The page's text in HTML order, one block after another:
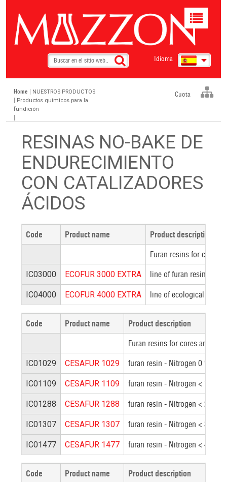
Idioma
Toggle
Home NUESTROS PRODUCTOS
Productos químicos para la
fundición
Cuota
RESINAS NO-BAKE DE
ENDURECIMIENTO
CON CATALIZADORES
ÁCIDOS
Code Product name
Product description
Furan resins for cores
IC03000 ECOFUR 3000 EXTRA line of furan resins
IC04000 ECOFUR 4000 EXTRA line of ecological furan
Code Product name
Product description
Furan resins for cores and
IC01029 CESAFUR 1029 furan resin - Nitrogen 0 %
IC01109 CESAFUR 1109 furan resin - Nitrogen < 1 %
IC01288 CESAFUR 1288 furan resin - Nitrogen < 2 %
IC01307 CESAFUR 1307 furan resin - Nitrogen < 3 %
IC01477 CESAFUR 1477 furan resin - Nitrogen < 4 %
Code Product name
Product description